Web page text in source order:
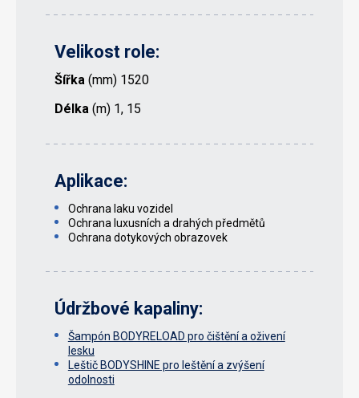
Velikost role:
Šířka (mm) 1520
Délka (m) 1, 15
Aplikace:
Ochrana laku vozidel
Ochrana luxusních a drahých předmětů
Ochrana dotykových obrazovek
Údržbové kapaliny:
Šampón BODYRELOAD pro čištění a oživení
lesku
Leštič BODYSHINE pro leštění a zvýšení
odolnosti